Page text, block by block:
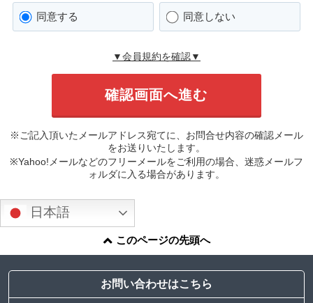
同意する 同意しない
▼会員規約を確認▼
※ご記入頂いたメールアドレス宛てに、お問合せ内容の確認メール
をお送りいたします。
※Yahoo!メールなどのフリーメールをご利用の場合、迷惑メールフ
ォルダに入る場合があります。
日本語
このページの先頭へ
お問い合わせはこちら